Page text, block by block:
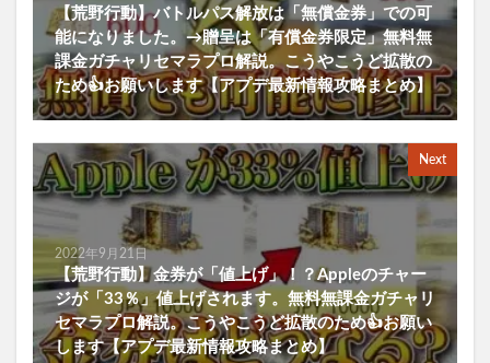
【荒野行動】バトルパス解放は「無償金券」での可
能になりました。→贈呈は「有償金券限定」無料無
課金ガチャリセマラプロ解説。こうやこうど拡散の
ため👍お願いします【アプデ最新情報攻略まとめ】
Next
2022年9月21日
【荒野行動】金券が「値上げ」！？Appleのチャー
ジが「33％」値上げされます。無料無課金ガチャリ
セマラプロ解説。こうやこうど拡散のため👍お願い
します【アプデ最新情報攻略まとめ】